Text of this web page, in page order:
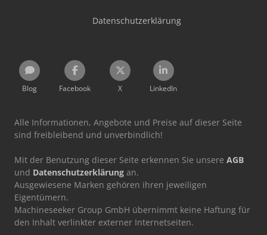
Datenschutzerklärung
Blog Facebook X LinkedIn
Alle Informationen, Angebote und Preise auf dieser Seite
sind freibleibend und unverbindlich!
Mit der Benutzung dieser Seite erkennen Sie unsere AGB
und Datenschutzerklärung an.
Ausgewiesene Marken gehören ihren jeweiligen
Eigentümern.
Machineseeker Group GmbH übernimmt keine Haftung für
den Inhalt verlinkter externer Internetseiten.